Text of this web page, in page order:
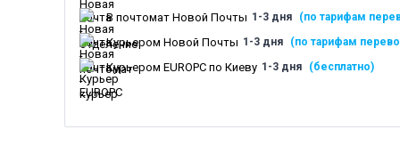
В почтомат Новой Почты 1-3 дня (по тарифам
Курьером Новой Почты 1-3 дня (по тарифам
Курьером EUROPC по Киеву 1-3 дня (бесплатно)